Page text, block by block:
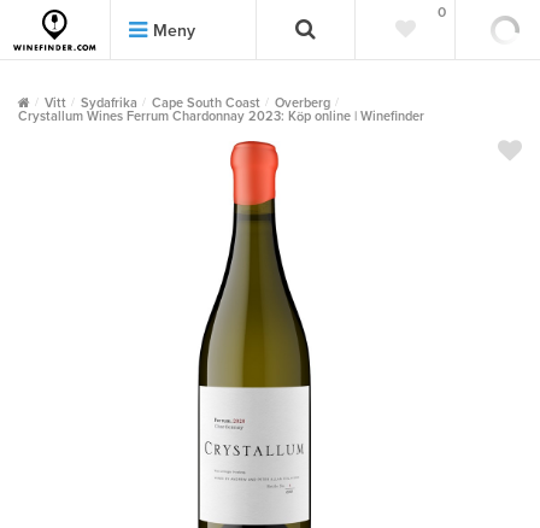
Meny
0
Vitt Sydafrika Cape South Coast
Overberg
Crystallum Wines Ferrum Chardonnay 2023: Köp online | Winefinder
""